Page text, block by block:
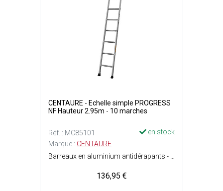
CENTAURE - Echelle simple PROGRESS
NF Hauteur 2.95m - 10 marches
Réf. : MC85101
en stock
Marque : CENTAURE
136,95 €